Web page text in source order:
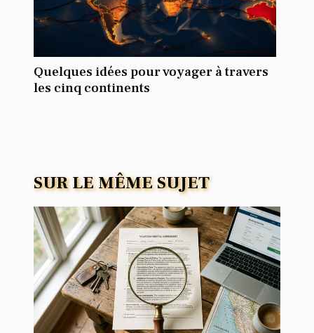
Quelques idées pour voyager à travers
les cinq continents
SUR LE MÊME SUJET